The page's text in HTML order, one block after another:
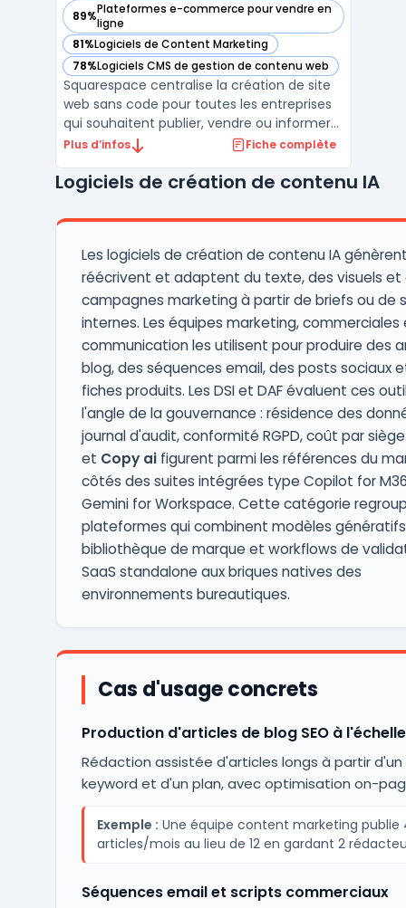
89%Plateformes e-commerce pour vendre en
ligne
— voir Squarespace dans cette catégorie
81%Logiciels de Content Marketing
— voir Squarespace dans cette catégorie
78%Logiciels CMS de gestion de contenu web
— voir Squarespace dans cette catégorie
Squarespace centralise la création de site
web sans code pour toutes les entreprises
qui souhaitent publier, vendre ou informer
en ligne sans expertise technique interne.
pour produire un site marchand ou vitrine,
Plus d’infos Fiche complète
Logiciels de création de contenu IA
Les logiciels de création de contenu IA
réécrivent et adaptent du texte, des visuels et
campagnes marketing à partir de briefs ou de
internes. Les équipes marketing, commerciales
communication les utilisent pour produire des
blog, des séquences email, des posts sociaux
fiches produits. Les DSI et DAF évaluent ces
l'angle de la gouvernance : résidence des
journal d'audit, conformité RGPD, coût par
et Copy aifigurent parmi les références du
côtés des suites intégrées type Copilot for
Gemini for Workspace. Cette catégorie
plateformes qui combinent modèles
bibliothèque de marque et workflows de
SaaS standalone aux briques natives des
environnements bureautiques.
Cas d'usage concrets
Production d'articles de blog SEO à l'échelle
Rédaction assistée d'articles longs à partir d'un
keyword et d'un plan, avec optimisation on-
Exemple : Une équipe content marketing publie
articles/mois au lieu de 12 en gardant 2
Séquences email et scripts commerciaux